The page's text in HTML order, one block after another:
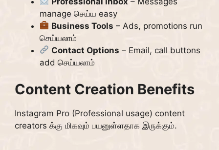
manage செய்ய easy
Business Tools – Ads, promotions run
செய்யலாம்
Contact Options – Email, call buttons
add செய்யலாம்
Content Creation Benefits
Instagram Pro (Professional usage) content
creators க்கு மிகவும் பயனுள்ளதாக இருக்கும்.